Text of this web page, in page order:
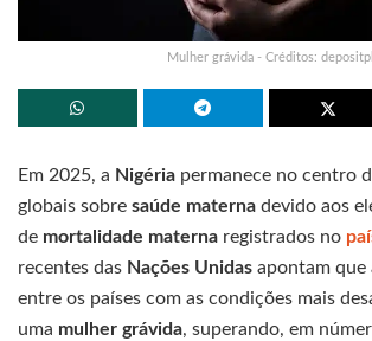
Mulher grávida - Créditos:
Em 2025, a Nigéria permanece no centro
globais sobre saúde materna devido aos
de mortalidade materna registrados no
recentes das Nações Unidas apontam que
entre os países com as condições mais
uma mulher grávida, superando, em